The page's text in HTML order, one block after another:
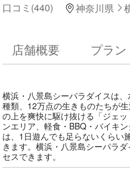
口コミ(440) 神奈川県
店舗概要 プラン
横浜・八景島シーパラダイスは
種類、12万点の生きものたちが
の上を爽快に駆け抜ける「ジェ
ンエリア、軽食・BBQ・バイキ
は、1日遊んでも足らないくらい
きます。横浜・八景島シーパラ
セスできます。